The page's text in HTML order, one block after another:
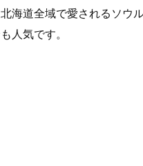
海道全域で愛されるソウ
人気です。